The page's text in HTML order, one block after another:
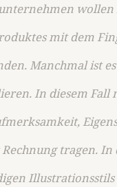
wollen
mit dem
Manchmal ist
In diesem Fall
tragen. In
Illustrationsstils